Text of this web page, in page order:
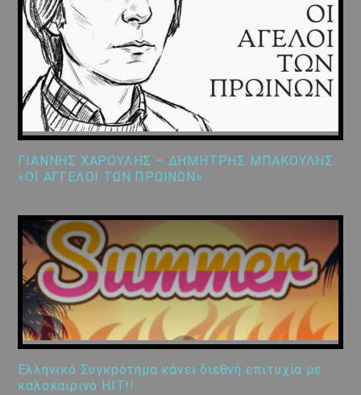
ΓΙΑΝΝΗΣ ΧΑΡΟΥΛΗΣ – ΔΗΜΗΤΡΗΣ ΜΠΑΚΟΥΛΗΣ
«ΟΙ ΑΓΓΕΛΟΙ ΤΩΝ ΠΡΩΙΝΩΝ»
Ελληνικό Συγκρότημα κάνει διεθνή επιτυχία με
καλοκαιρινό HIT!!